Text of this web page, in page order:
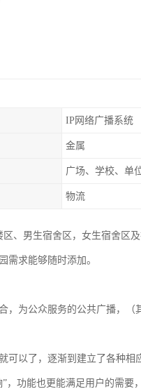
IP网络广播系统
金属
广场、学校、单
物流
、男生宿舍区，女生宿舍区
需求能够随时添加。
，为公众服务的公共广播，（
以了，逐渐到建立了各种相
，功能也更能满足用户的需要